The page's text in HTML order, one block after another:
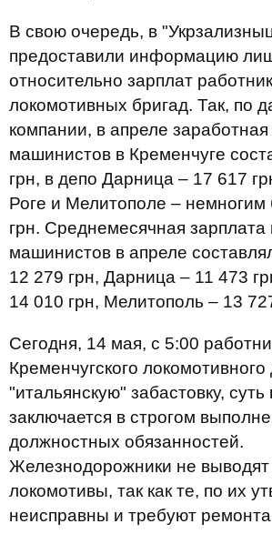
В свою очередь, в
предоставили информацию
относительно зарплат
локомотивных бригад. Так, по
компании, в апреле заработная
машинистов в Кременчуге
грн, в депо Дарница – 17 617
Роге и Мелитополе – немногим
грн. Среднемесячная
машинистов в апреле
12 279 грн, Дарница – 11 473
14 010 грн, Мелитополь – 13
Сегодня, 14 мая, с 5:00
Кременчугского
"итальянскую" забастовку, суть
заключается в строгом
должностных обязанностей.
Железнодорожники не выводят
локомотивы, так как те, по их
неисправны и требуют